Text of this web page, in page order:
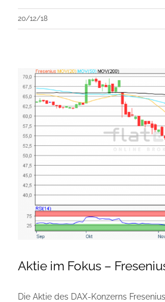
20/12/18
Aktie im Fokus –
Die Aktie des DAX-Konzerns